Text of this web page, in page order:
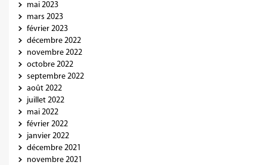
mai 2023
mars 2023
février 2023
décembre 2022
novembre 2022
octobre 2022
septembre 2022
août 2022
juillet 2022
mai 2022
février 2022
janvier 2022
décembre 2021
novembre 2021